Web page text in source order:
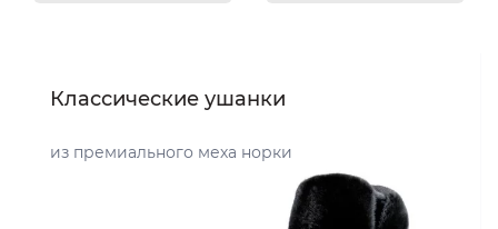
Классические ушанки
из премиального меха норки